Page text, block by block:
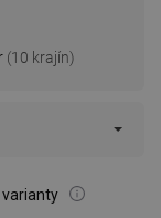
(10 krajín)